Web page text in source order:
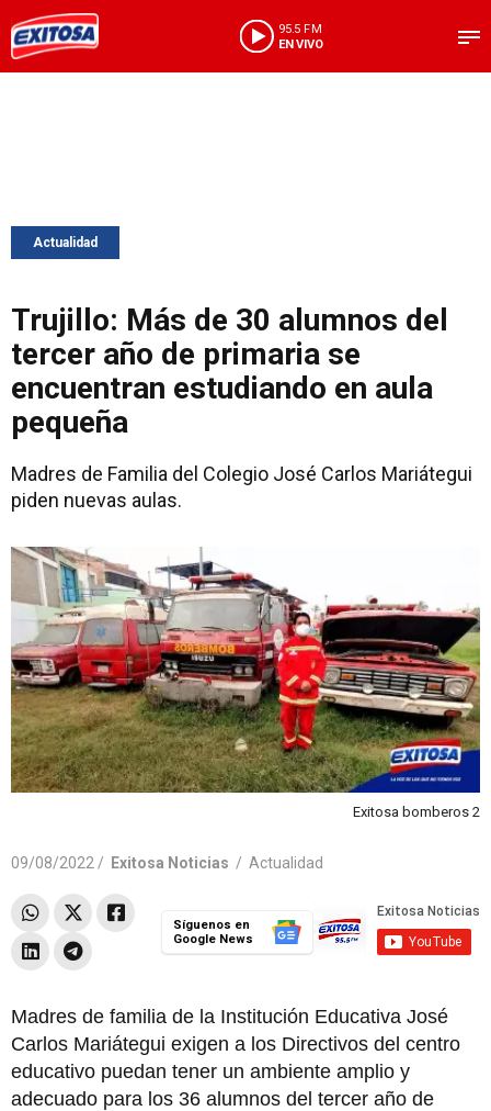
95.5 FM
EN VIVO
Actualidad
Trujillo: Más de 30 alumnos del
tercer año de primaria se
encuentran estudiando en aula
pequeña
Madres de Familia del Colegio José Carlos Mariátegui
piden nuevas aulas.
Exitosa bomberos 2
09/08/2022 / Exitosa Noticias / Actualidad
Síguenos en
Google News
Madres de familia de la Institución Educativa José
Carlos Mariátegui exigen a los Directivos del centro
educativo puedan tener un ambiente amplio y
adecuado para los 36 alumnos del tercer año de